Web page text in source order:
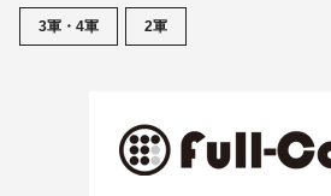
3軍・4軍 2軍